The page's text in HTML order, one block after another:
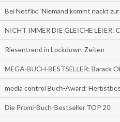
Bei Netflix: 'Niemand kommt nackt
NICHT IMMER DIE GLEICHE LEIER:
Riesentrend in Lockdown-Zeiten
MEGA-BUCH-BESTSELLER: Barack
media control Buch-Award:
Die Promi-Buch-Bestseller TOP 20